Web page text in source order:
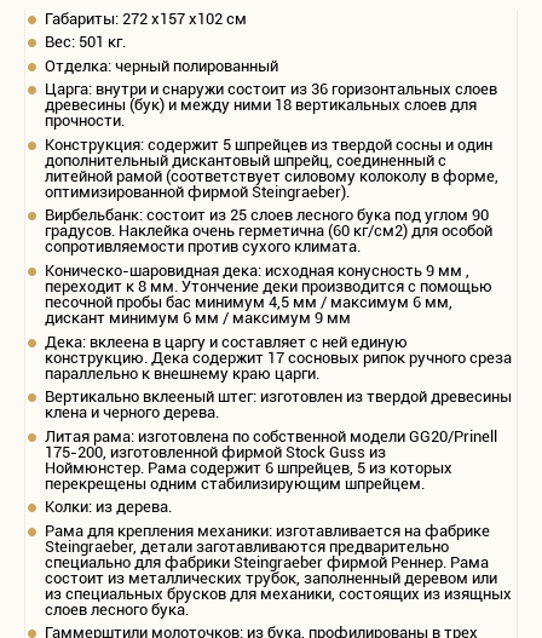
Габариты: 272 х157 х102 см
Вес: 501 кг.
Отделка: черный полированный
Царга: внутри и снаружи состоит из 36 горизонтальных слоев
древесины (бук) и между ними 18 вертикальных слоев для
прочности.
Конструкция: содержит 5 шпрейцев из твердой сосны и один
дополнительный дискантовый шпрейц, соединенный с
литейной рамой (соответствует силовому колоколу в форме,
оптимизированной фирмой Steingraeber).
Вирбельбанк: состоит из 25 слоев лесного бука под углом 90
градусов. Наклейка очень герметична (60 кг/см2) для особой
сопротивляемости против сухого климата.
Коническо-шаровидная дека: исходная конусность 9 мм ,
переходит к 8 мм. Утончение деки производится с помощью
песочной пробы бас минимум 4,5 мм / максимум 6 мм,
дискант минимум 6 мм / максимум 9 мм
Дека: вклеена в царгу и составляет с ней единую
конструкцию. Дека содержит 17 сосновых рипок ручного среза
параллельно к внешнему краю царги.
Вертикально вклееный штег: изготовлен из твердой древесины
клена и черного дерева.
Литая рама: изготовлена по собственной модели GG20/Prinell
175-200, изготовленной фирмой Stock Guss из
Ноймюнстер. Рама содержит 6 шпрейцев, 5 из которых
перекрещены одним стабилизирующим шпрейцем.
Колки: из дерева.
Рама для крепления механики: изготавливается на фабрике
Steingraeber, детали заготавливаются предварительно
специально для фабрики Steingraeber фирмой Реннер. Рама
состоит из металлических трубок, заполненный деревом или
из специальных брусков для механики, состоящих из изящных
слоев лесного бука.
Гаммерштили молоточков: из бука, профилированы в трех